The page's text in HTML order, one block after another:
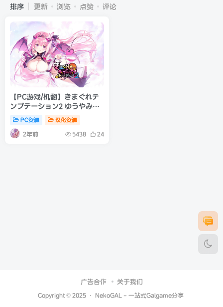
排序 更新 浏览 点赞 评论
【PC游戏/机翻】きまぐれテ
ンプテーション2 ゆうやみ廻
奇譚PC资源 汉化资源
2年前 5438 24
广告合作 关于我们
Copyright © 2025 · NekoGAL - 一站式Galgame分享